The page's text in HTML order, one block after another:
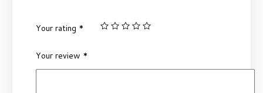
Your rating *
Your review *